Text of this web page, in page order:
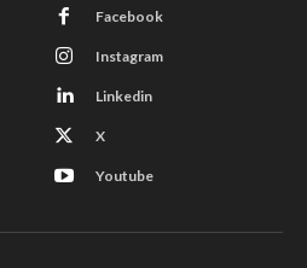
Facebook
Instagram
Linkedin
X
Youtube